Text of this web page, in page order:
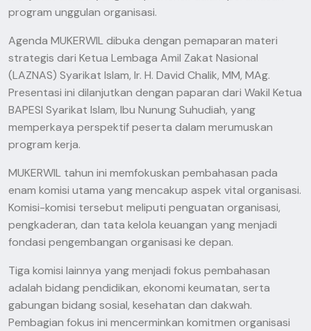
program unggulan organisasi.
Agenda MUKERWIL dibuka dengan pemaparan materi
strategis dari Ketua Lembaga Amil Zakat Nasional
(LAZNAS) Syarikat Islam, Ir. H. David Chalik, MM, MAg.
Presentasi ini dilanjutkan dengan paparan dari Wakil Ketua
BAPESI Syarikat Islam, Ibu Nunung Suhudiah, yang
memperkaya perspektif peserta dalam merumuskan
program kerja.
MUKERWIL tahun ini memfokuskan pembahasan pada
enam komisi utama yang mencakup aspek vital organisasi.
Komisi-komisi tersebut meliputi penguatan organisasi,
pengkaderan, dan tata kelola keuangan yang menjadi
fondasi pengembangan organisasi ke depan.
Tiga komisi lainnya yang menjadi fokus pembahasan
adalah bidang pendidikan, ekonomi keumatan, serta
gabungan bidang sosial, kesehatan dan dakwah.
Pembagian fokus ini mencerminkan komitmen organisasi